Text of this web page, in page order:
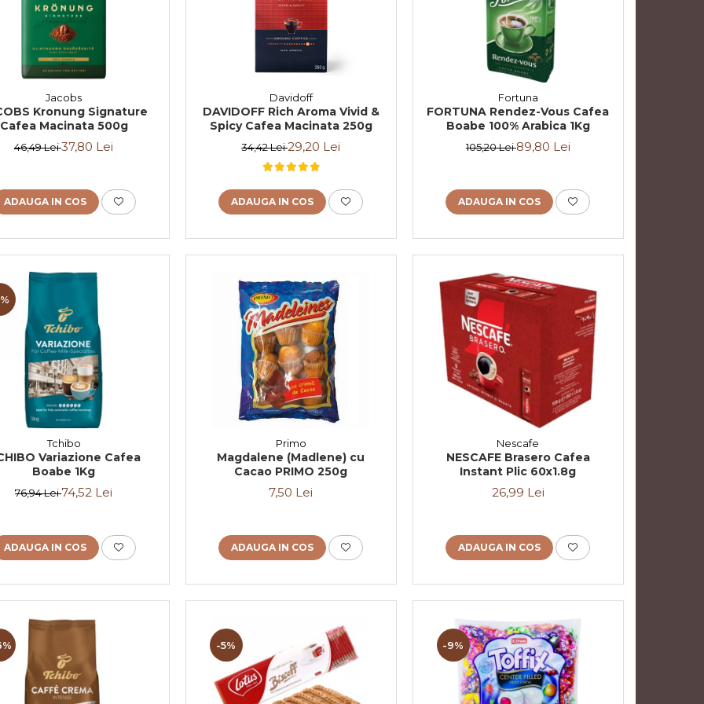
Jacobs
Kronung Signature
Cafea Macinata 500g
46,49 Lei37,80 Lei
ADAUGA IN COS
Davidoff
DAVIDOFF Rich Aroma Vivid &
Spicy Cafea Macinata 250g
34,42 Lei29,20 Lei
ADAUGA IN COS
Fortuna
FORTUNA Rendez-Vous Cafea
Boabe 100% Arabica 1Kg
105,20 Lei89,80 Lei
ADAUGA IN COS
Tchibo
Variazione Cafea
Boabe 1Kg
76,94 Lei74,52 Lei
ADAUGA IN COS
Primo
Magdalene (Madlene) cu
Cacao PRIMO 250g
7,50 Lei
ADAUGA IN COS
Nescafe
NESCAFE Brasero Cafea
Instant Plic 60x1.8g
26,99 Lei
ADAUGA IN COS
-5% -9%